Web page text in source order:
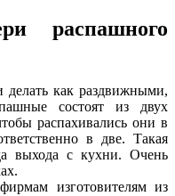
распашного
как раздвижными,
состоят из двух
распахивались они в
в две. Такая
выхода с кухни. Очень
изготовителям из